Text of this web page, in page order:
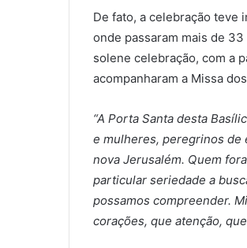
De fato, a celebração teve
onde passaram mais de
solene celebração, com a
acompanharam a Missa
“A Porta Santa desta
e mulheres, peregrinos de
nova Jerusalém. Quem
particular seriedade a
possamos compreender.
corações, que atenção,